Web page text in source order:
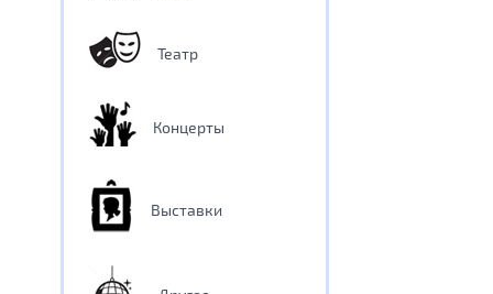
Театр
Концерты
Выставки